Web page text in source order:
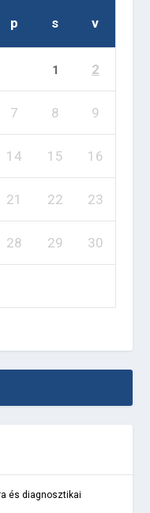
p s v
1 2
7 8 9
14 15 16
21 22 23
28 29 30
és diagnosztikai